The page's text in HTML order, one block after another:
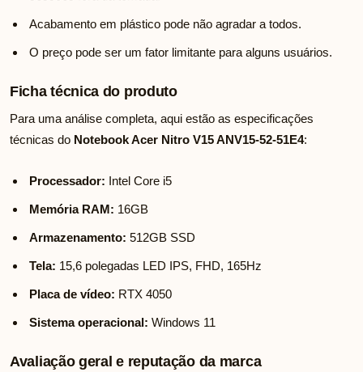
Acabamento em plástico pode não agradar a todos.
O preço pode ser um fator limitante para alguns usuários.
Ficha técnica do produto
Para uma análise completa, aqui estão as especificações
técnicas do Notebook Acer Nitro V15 ANV15-52-51E4:
Processador: Intel Core i5
Memória RAM: 16GB
Armazenamento: 512GB SSD
Tela: 15,6 polegadas LED IPS, FHD, 165Hz
Placa de vídeo: RTX 4050
Sistema operacional: Windows 11
Avaliação geral e reputação da marca